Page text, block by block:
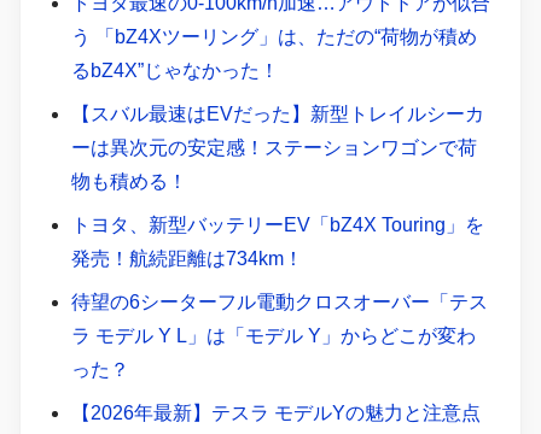
う 「bZ4Xツーリング」は、ただの“荷物が積め
るbZ4X”じゃなかった！
【スバル最速はEVだった】新型トレイルシーカ
ーは異次元の安定感！ステーションワゴンで荷
物も積める！
トヨタ、新型バッテリーEV「bZ4X Touring」を
発売！航続距離は734km！
待望の6シーターフル電動クロスオーバー「テス
ラ モデル Y L」は「モデル Y」からどこが変わ
った？
【2026年最新】テスラ モデルYの魅力と注意点